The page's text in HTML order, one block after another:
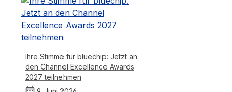
Ihre Stimme für bluechip: Jetzt an
den Channel Excellence Awards
2027 teilnehmen